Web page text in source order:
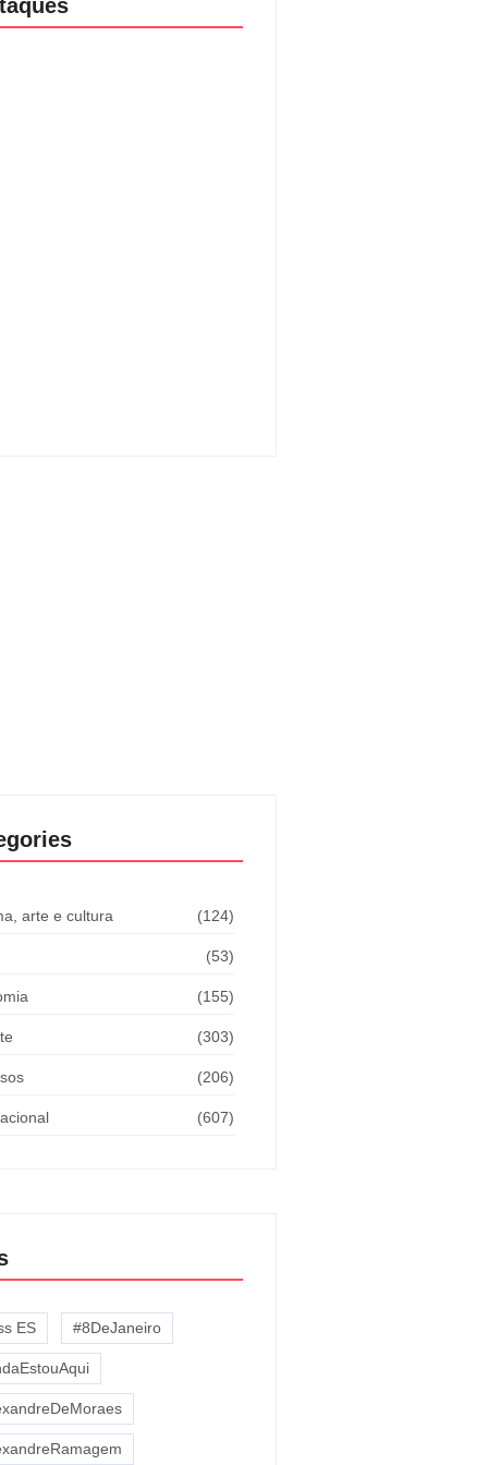
arte e cultura (124)
(53)
(155)
(303)
(206)
(607)
ES #8DeJaneiro